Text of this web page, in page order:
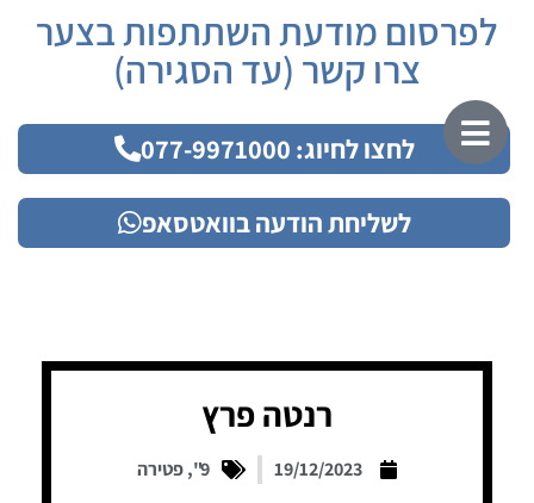
לפרסום מודעת השתתפות בצער
צרו קשר (עד הסגירה)
לחצו לחיוג: 077-9971000
לשליחת הודעה בוואטסאפ
רנטה פרץ
19/12/2023
9"
,פטירה